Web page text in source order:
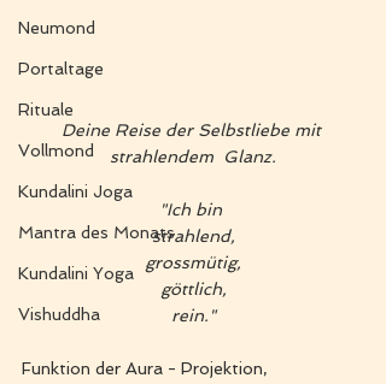
Neumond
Portaltage
Rituale
Vollmond
Kundalini Joga
Mantra des Monats
Kundalini Yoga
Vishuddha
Deine Reise der Selbstliebe mit
strahlendem  Glanz.
"Ich bin
strahlend,
grossmütig,
göttlich,
rein."
Funktion der Aura - Projektion,